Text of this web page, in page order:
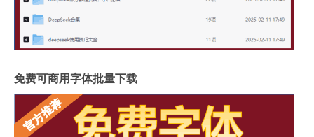
免费可商用字体批量下载